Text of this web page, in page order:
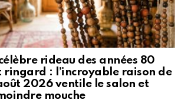
rideau des années 80
: l’incroyable raison de
2026 ventile le salon et
mouche